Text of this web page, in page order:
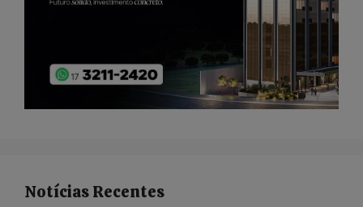
Notícias Recentes